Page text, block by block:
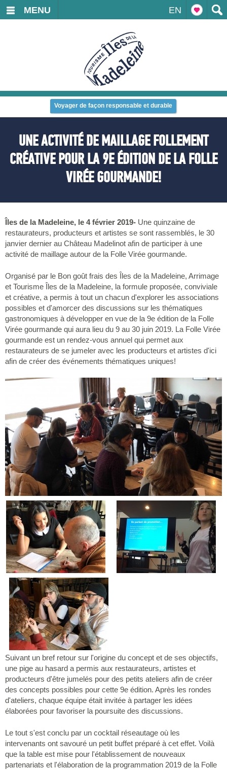
EN
MENU
Voyager de façon responsable et durable
UNE ACTIVITÉ DE MAILLAGE FOLLEMENT
CRÉATIVE POUR LA 9E ÉDITION DE LA FOLLE
VIRÉE GOURMANDE!
Îles de la Madeleine, le 4 février 2019- Une quinzaine de
restaurateurs, producteurs et artistes se sont rassemblés, le 30
janvier dernier au Château Madelinot afin de participer à une
activité de maillage autour de la Folle Virée gourmande.
Organisé par le Bon goût frais des Îles de la Madeleine, Arrimage
et Tourisme Îles de la Madeleine, la formule proposée, conviviale
et créative, a permis à tout un chacun d'explorer les associations
possibles et d'amorcer des discussions sur les thématiques
gastronomiques à développer en vue de la 9e édition de la Folle
Virée gourmande qui aura lieu du 9 au 30 juin 2019. La Folle Virée
gourmande est un rendez-vous annuel qui permet aux
restaurateurs de se jumeler avec les producteurs et artistes d'ici
afin de créer des événements thématiques uniques!
Suivant un bref retour sur l'origine du concept et de ses objectifs,
une pige au hasard a permis aux restaurateurs, artistes et
producteurs d'être jumelés pour des petits ateliers afin de créer
des concepts possibles pour cette 9e édition. Après les rondes
d'ateliers, chaque équipe était invitée à partager les idées
élaborées pour favoriser la poursuite des discussions.
Le tout s'est conclu par un cocktail réseautage où les
intervenants ont savouré un petit buffet préparé à cet effet. Voilà
que la table est mise pour l'établissement de nouveaux
partenariats et l'élaboration de la programmation 2019 de la Folle